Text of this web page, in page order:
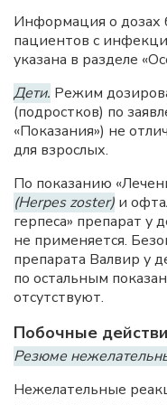
Информация о дозах
пациентов с
указана в разделе
Дети. Режим
(подростков) по
«Показания») не
для взрослых.
По показанию
(Herpes zoster) и
герпеса» препарат у
не применяется.
препарата Валвир у
по остальным
отсутствуют.
Побочные
Резюме
Нежелательные